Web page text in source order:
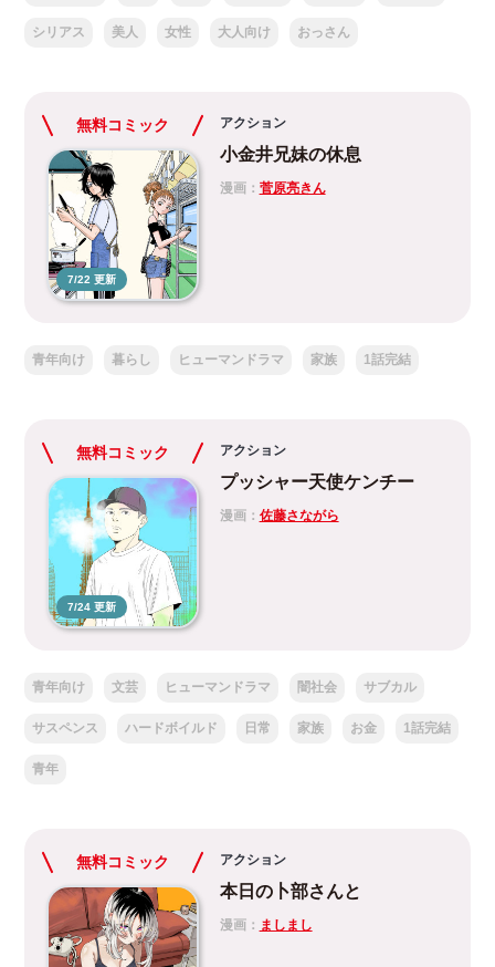
シリアス 美人 女性 大人向け おっさん
無料コミック
7/22 更新
アクション
小金井兄妹の休息
漫画： 菅原亮きん
青年向け 暮らし ヒューマンドラマ 家族 1話完結
無料コミック
7/24 更新
アクション
プッシャー天使ケンチー
漫画： 佐藤さながら
青年向け 文芸 ヒューマンドラマ 闇社会 サブカル
サスペンス ハードボイルド 日常 家族 お金 1話完結
青年
無料コミック アクション
本日の卜部さんと
漫画： ましまし